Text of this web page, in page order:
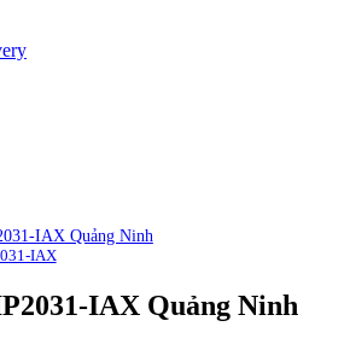
IAX Quảng Ninh
IAX
IAX Quảng Ninh